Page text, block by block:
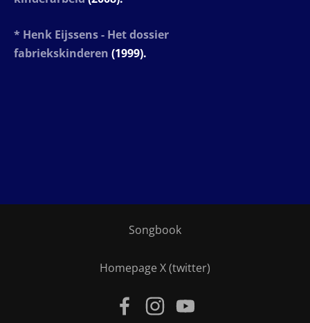
* Henk Eijssens - Het dossier
fabriekskinderen (1999).
Songbook
Homepage X (twitter)